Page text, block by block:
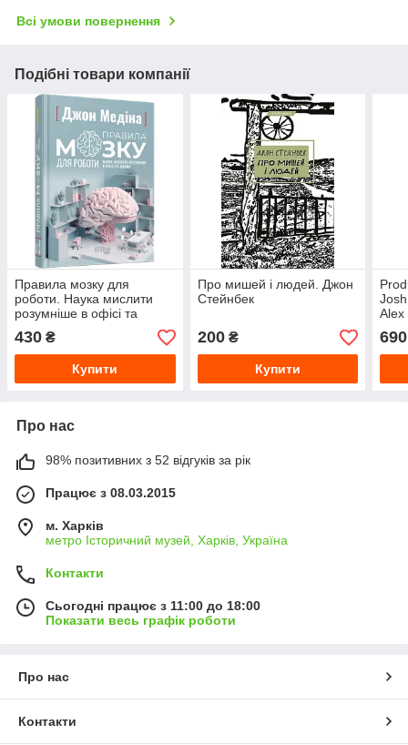
Всі умови повернення
Подібні товари компанії
Правила мозку для
роботи. Наука мислити
розумніше в офісі та
вдома Джон Медіна
430 ₴
Купити
Про мишей і людей. Джон
Стейнбек
200₴
Купити
Alex
690
Про нас
98% позитивних з 52 відгуків за рік
Працює з 08.03.2015
м. Харків
метро Історичний музей, Харків, Україна
Контакти
Сьогодні працює з 11:00 до 18:00
Показати весь графік роботи
Про нас
Контакти